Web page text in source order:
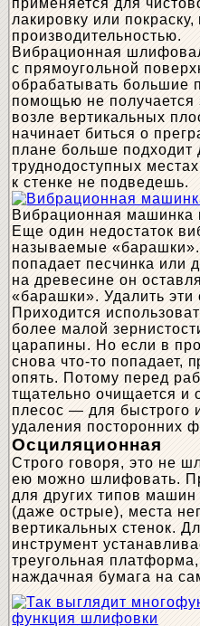
применяется для
лакировку или покраску,
производительностью.
Вибрационная
с прямоугольной
обрабатывать большие
помощью не
возле вертикальных
начинает биться о
плане больше подходит
труднодоступных
к стенке не подведешь.
Вибрационная машинка
Еще один недостаток
называемые
попадает песчинка или
на древесине он
«барашки». Удалить
Приходится
более малой
царапины. Но если в
снова что-то попадает,
опять. Потому перед
тщательно очищается и
плесос — для быстрого
удаления посторонних
Осциляционная
Строго говоря, это не
ею можно шлифовать.
для других типов
(даже острые), места
вертикальных стенок.
инструмент
треугольная
наждачная бумага на